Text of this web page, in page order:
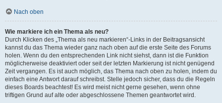
Nach oben
Wie markiere ich ein Thema als neu?
Durch Klicken des „Thema als neu markieren“-Links in der Beitragsansicht
kannst du das Thema wieder ganz nach oben auf die erste Seite des Forums
holen. Wenn du den entsprechenden Link nicht siehst, dann ist die Funktion
möglicherweise deaktiviert oder seit der letzten Markierung ist nicht genügend
Zeit vergangen. Es ist auch möglich, das Thema nach oben zu holen, indem du
einfach eine Antwort darauf schreibst. Stelle jedoch sicher, dass du die Regeln
dieses Boards beachtest! Es wird meist nicht gerne gesehen, wenn ohne
triftigen Grund auf alte oder abgeschlossene Themen geantwortet wird.